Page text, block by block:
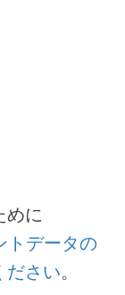
めに
トデータの
ださい。